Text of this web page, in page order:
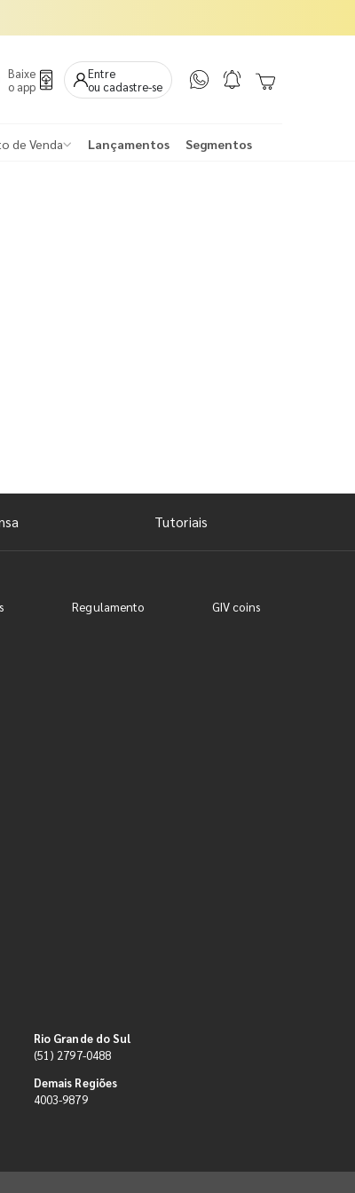
Baixe
o app
Entre
ou cadastre-se
de Venda Lançamentos Segmentos
Tutoriais
Regulamento
GIV coins
Rio Grande do Sul
(51) 2797-0488
Demais Regiões
4003-9879